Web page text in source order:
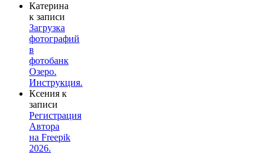
Катерина
к записи
Загрузка
фотографий
в
фотобанк
Озеро.
Инструкция.
Ксения к
записи
Регистрация
Автора
на Freepik
2026.